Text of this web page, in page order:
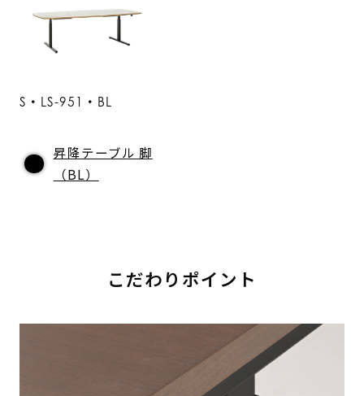
S・LS-951・BL
昇降テーブル 脚
（BL）
こだわりポイント